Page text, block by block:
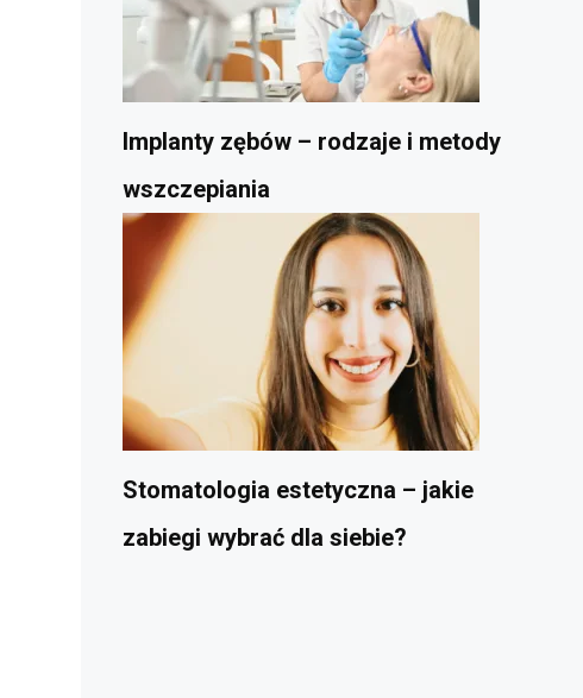
Implanty zębów – rodzaje i metody
wszczepiania
Stomatologia estetyczna – jakie
zabiegi wybrać dla siebie?